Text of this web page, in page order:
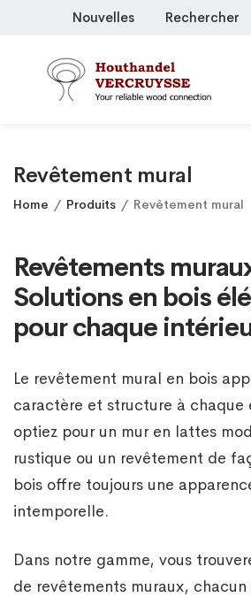
Nouvelles Rechercher
Revêtement mural
Home Produits Revêtement mural
Revêtements
Solutions en bois
pour chaque
Le revêtement mural en bois
caractère et structure à chaque
optiez pour un mur en lattes
rustique ou un revêtement de
bois offre toujours une
intemporelle.
Dans notre gamme, vous
de revêtements muraux,